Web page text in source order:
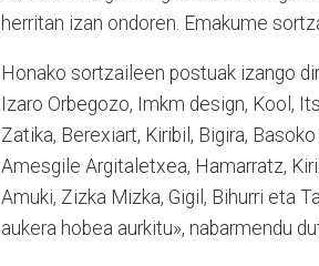
herritan izan ondoren. Emakume
Honako sortzaileen postuak izango
Izaro Orbegozo, Imkm design, Kool,
Zatika, Berexiart, Kiribil, Bigira,
Amesgile Argitaletxea, Hamarratz,
Amuki, Zizka Mizka, Gigil, Bihurri eta
aukera hobea aurkitu», nabarmendu